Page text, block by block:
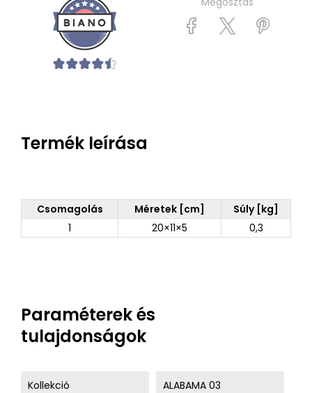
Termék leírása
Csomagolás Méretek [cm]
Súly [kg]
1
20×11×5 0,3
Paraméterek és
tulajdonságok
Kollekció ALABAMA 03